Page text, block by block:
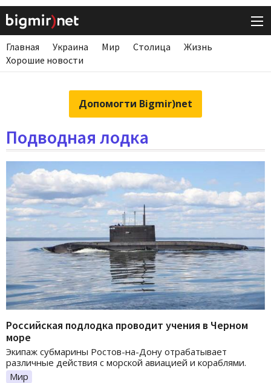
Главная Украина Мир Столица
Жизнь
Хорошие новости
Допомогти Bigmir)net
Подводная лодка
Российская подлодка проводит учения в Черном
море
Экипаж субмарины Ростов-на-Дону отрабатывает
различные действия с морской авиацией и кораблями.
Мир